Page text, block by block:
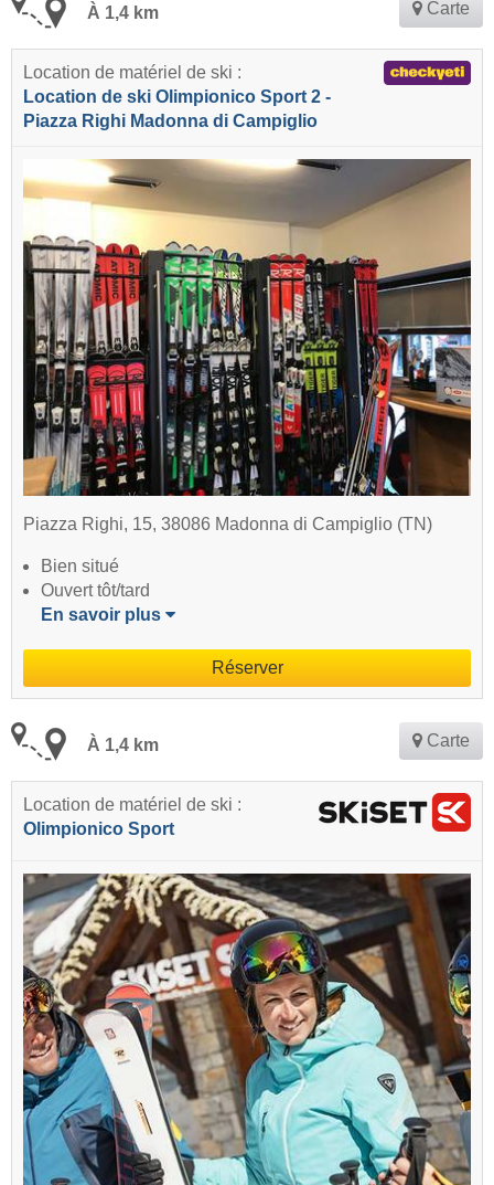
À 1,4 km Carte
Location de matériel de ski :
Location de ski Olimpionico Sport 2 -
Piazza Righi Madonna di Campiglio
Piazza Righi, 15, 38086 Madonna di Campiglio (TN)
Bien situé
Ouvert tôt/tard
En savoir plus
Réserver
À 1,4 km Carte
Location de matériel de ski :
Olimpionico Sport